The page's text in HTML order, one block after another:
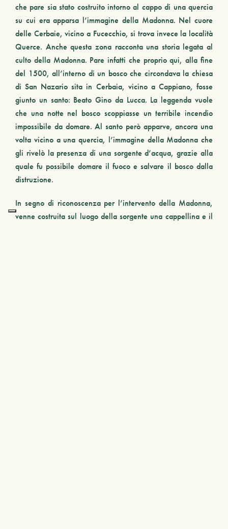
che pare sia stato costruito intorno al cappo di una quercia
su cui era apparsa l’immagine della Madonna. Nel cuore
delle Cerbaie, vicino a Fucecchio, si trova invece la località
Querce. Anche questa zona racconta una storia legata al
culto della Madonna. Pare infatti che proprio qui, alla fine
del 1500, all’interno di un bosco che circondava la chiesa
di San Nazario sita in Cerbaia, vicino a Cappiano, fosse
giunto un santo: Beato Gino da Lucca. La leggenda vuole
che una notte nel bosco scoppiasse un terribile incendio
impossibile da domare. Al santo però apparve, ancora una
volta vicino a una quercia, l’immagine della Madonna che
gli rivelò la presenza di una sorgente d’acqua, grazie alla
quale fu possibile domare il fuoco e salvare il bosco dalla
distruzione.
In segno di riconoscenza per l’intervento della Madonna,
venne costruita sul luogo della sorgente una cappellina e il